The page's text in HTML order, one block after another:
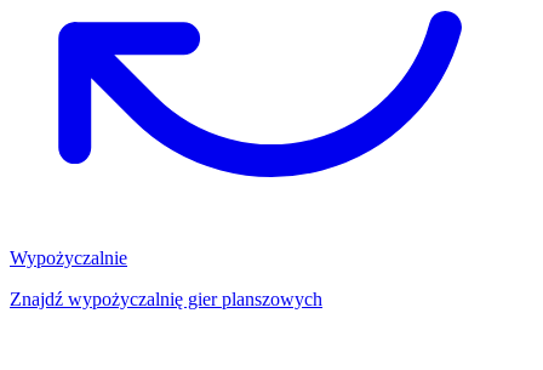
Wypożyczalnie
Znajdź wypożyczalnię gier planszowych